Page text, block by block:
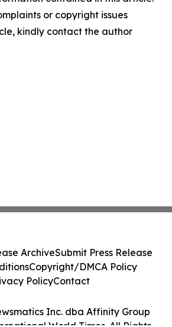
or copyright issues
kindly contact the author
Inc. dba Affinity Group
ArchiveSubmit Press Release
Copyright/DMCA Policy
PolicyContact